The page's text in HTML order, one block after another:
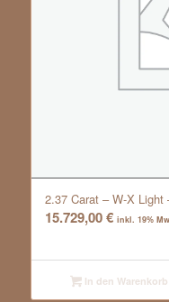
2.37 Carat – W-X Light
15.729,00€ inkl. 19%
In den Warenkorb